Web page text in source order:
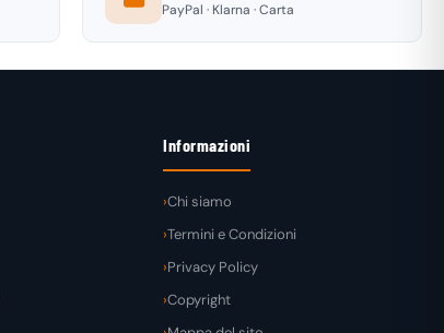
PayPal · Klarna · Carta
Informazioni
Chi siamo
Termini e Condizioni
Privacy Policy
Copyright